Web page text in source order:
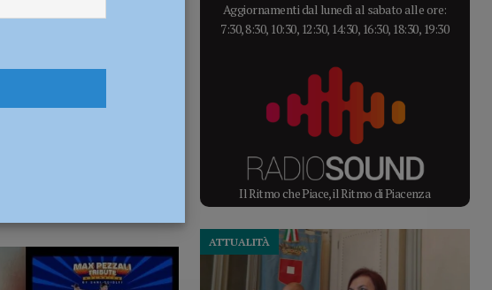
Aggiornamenti dal lunedì al sabato alle ore:
7:30, 8:30, 10:30, 12:30, 14:30, 16:30, 18:30, 19:30
Il Ritmo che Piace, il Ritmo di Piacenza
ATTUALITÀ